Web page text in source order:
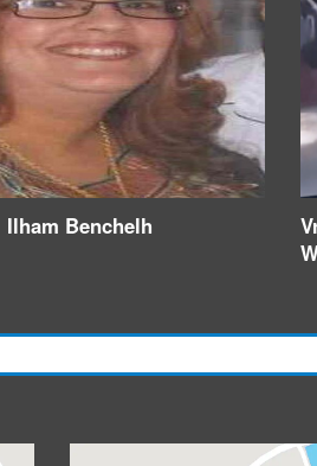
Benchelh